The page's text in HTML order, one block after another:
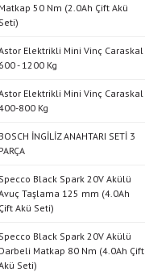
Matkap 50 Nm (2.0Ah Çift Akü
Seti)
Elektrikli Mini Vinç Caraskal
600 - 1200 Kg
Elektrikli Mini Vinç Caraskal
800 Kg
BOSCH İNGİLİZ ANAHTARI SETİ 3
PARÇA
Specco Black Spark 20V Akülü
Taşlama 125 mm (4.0Ah
Çift Akü Seti)
Specco Black Spark 20V Akülü
Darbeli Matkap 80 Nm (4.0Ah Çift
Seti)